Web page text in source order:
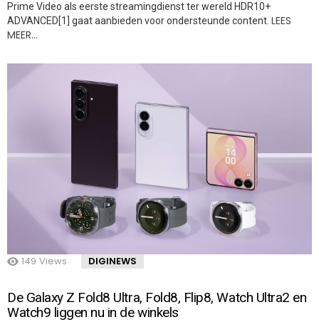
Prime Video als eerste streamingdienst ter wereld HDR10+
ADVANCED[1] gaat aanbieden voor ondersteunde content. LEES
MEER…
149 Views DIGINEWS
De Galaxy Z Fold8 Ultra, Fold8, Flip8, Watch Ultra2 en
Watch9 liggen nu in de winkels